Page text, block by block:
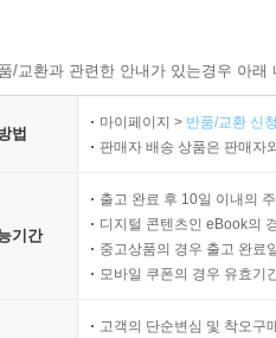
/교환과 관련한 안내가 있는경우 아
법
마이페이지 > 반품/교환 신
판매자 배송 상품은 판매자
기간
출고 완료 후 10일 이내의
디지털 콘텐츠인 eBook의
중고상품의 경우 출고 완료
모바일 쿠폰의 경우 유효기
고객의 단순변심 및 착오구